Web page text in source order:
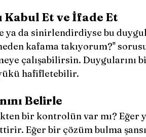
Kabul Et ve İfade Et
ya da sinirlendirdiyse bu
kafama takıyorum?''
çalışabilirsin. Duygularını
hafifletebilir.
Belirle
bir kontrolün var mı? Eğer
Eğer bir çözüm bulma